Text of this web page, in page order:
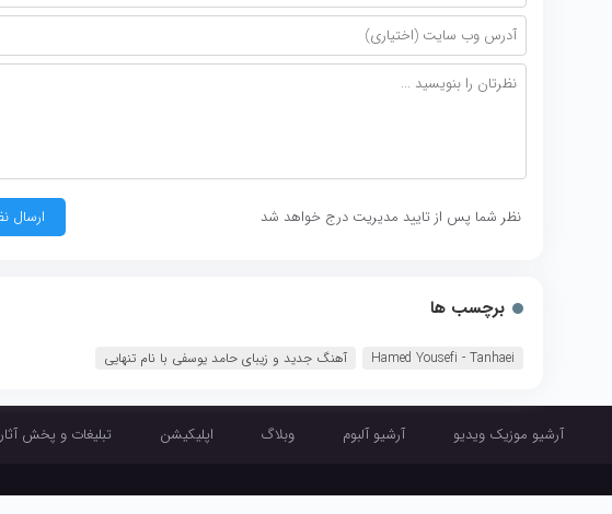
نظر شما پس از تایید مدیریت درج خواهد شد
برچسب ها
Hamed Yousefi - Tanhaei آهنگ جدید و زیبای حامد یوسفی با نام تنهایی
آرشیو موزیک ویدیو آرشیو آلبوم وبلاگ اپلیکیشن تبلیغات و پخش آثار